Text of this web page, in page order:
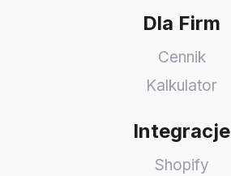
Dla Firm
Cennik
Kalkulator
Integracje
Shopify